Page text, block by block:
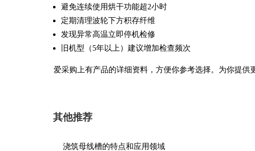
避免连续使用烘干功能超2小时
定期清理波轮下方积存纤维
发现异常高温立即停机检修
旧机型（5年以上）建议增加检查频次
爱采购上有产品的详细资料，方便你参考选择。为你提供
其他推荐
浇筑母线槽的特点和应用领域